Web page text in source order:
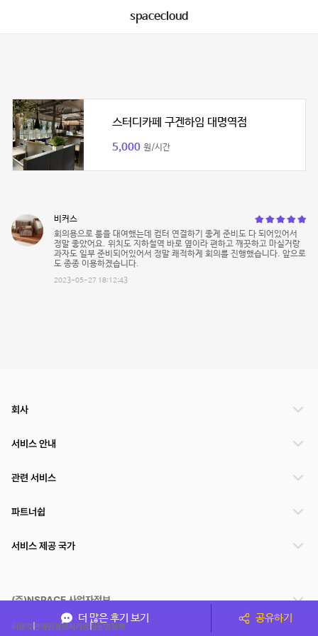
spacecloud
스터디카페 구겐하임 대명역점
5,000 원/시간
비커스
회의용으로 룸을 대여했는데 컴터 연결하기 좋게 준비도 다 되어있어서
정말 좋았어요. 위치도 지하철역 바로 옆이라 편하고 깨끗하고 마실거랑
과자도 일부 준비되어있어서 정말 쾌적하게 회의를 진행했습니다. 앞으로
도 종종 이용하겠습니다.
2023-05-27 18:12:43
더 많은 후기 보기 공유하기
회사
서비스 안내
관련 서비스
파트너쉽
서비스 제공 국가
(주)NSPACE 사업자정보
이용약관개인정보처리방침운영정책